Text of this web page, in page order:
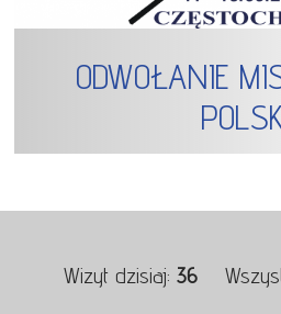
ODWOŁANIE
Wizyt dzisiaj: 36